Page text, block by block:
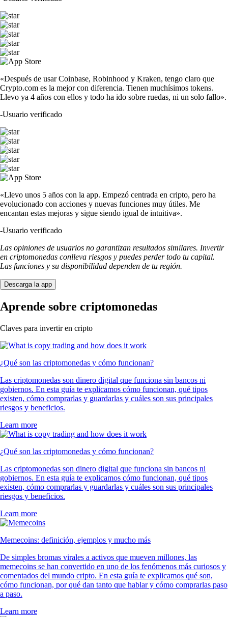
«Después de usar Coinbase, Robinhood y Kraken, tengo claro que
Crypto.com es la mejor con diferencia. Tienen muchísimos tokens.
Llevo ya 4 años con ellos y todo ha ido sobre ruedas, ni un solo fallo».
-Usuario verificado
«Llevo unos 5 años con la app. Empezó centrada en cripto, pero ha
evolucionado con acciones y nuevas funciones muy útiles. Me
encantan estas mejoras y sigue siendo igual de intuitiva».
-Usuario verificado
Las opiniones de usuarios no garantizan resultados similares. Invertir
en criptomonedas conlleva riesgos y puedes perder todo tu capital.
Las funciones y su disponibilidad dependen de tu región.
Descarga la app
Aprende sobre criptomonedas
Claves para invertir en cripto
¿Qué son las criptomonedas y cómo funcionan?
Las criptomonedas son dinero digital que funciona sin bancos ni
gobiernos. En esta guía te explicamos cómo funcionan, qué tipos
existen, cómo comprarlas y guardarlas y cuáles son sus principales
riesgos y beneficios.
Learn more
¿Qué son las criptomonedas y cómo funcionan?
Las criptomonedas son dinero digital que funciona sin bancos ni
gobiernos. En esta guía te explicamos cómo funcionan, qué tipos
existen, cómo comprarlas y guardarlas y cuáles son sus principales
riesgos y beneficios.
Learn more
Memecoins: definición, ejemplos y mucho más
De simples bromas virales a activos que mueven millones, las
memecoins se han convertido en uno de los fenómenos más curiosos y
comentados del mundo cripto. En esta guía te explicamos qué son,
cómo funcionan, por qué dan tanto que hablar y cómo comprarlas paso
a paso.
Learn more